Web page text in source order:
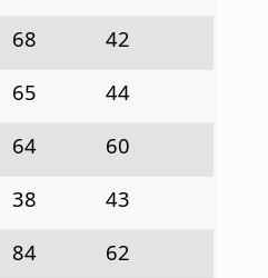
68
42
65
44
64
60
38
43
84
62